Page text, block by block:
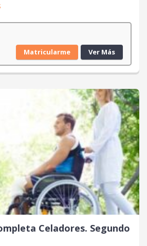
Matricularme Ver Más
Celadores. Segundo